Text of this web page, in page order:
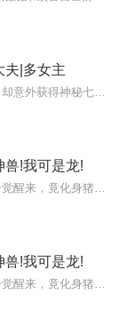
夫|多女主
兽!我可是龙!
兽!我可是龙!